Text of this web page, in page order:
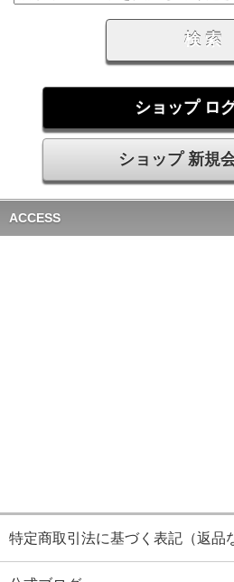
ショップ ロ
ショップ 新規
ACCESS
特定商取引法に基づく表記（返品